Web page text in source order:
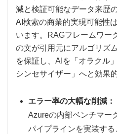
減と検証可能なデータ来歴
AI検索の商業的実現可能性
います。RAGフレームワー
の文が引用元にアルゴリズ
を保証し、AIを「オラクル
シンセサイザー」へと効果
エラー率の大幅な削減：
Azureの内部ベンチマー
パイプラインを実装す